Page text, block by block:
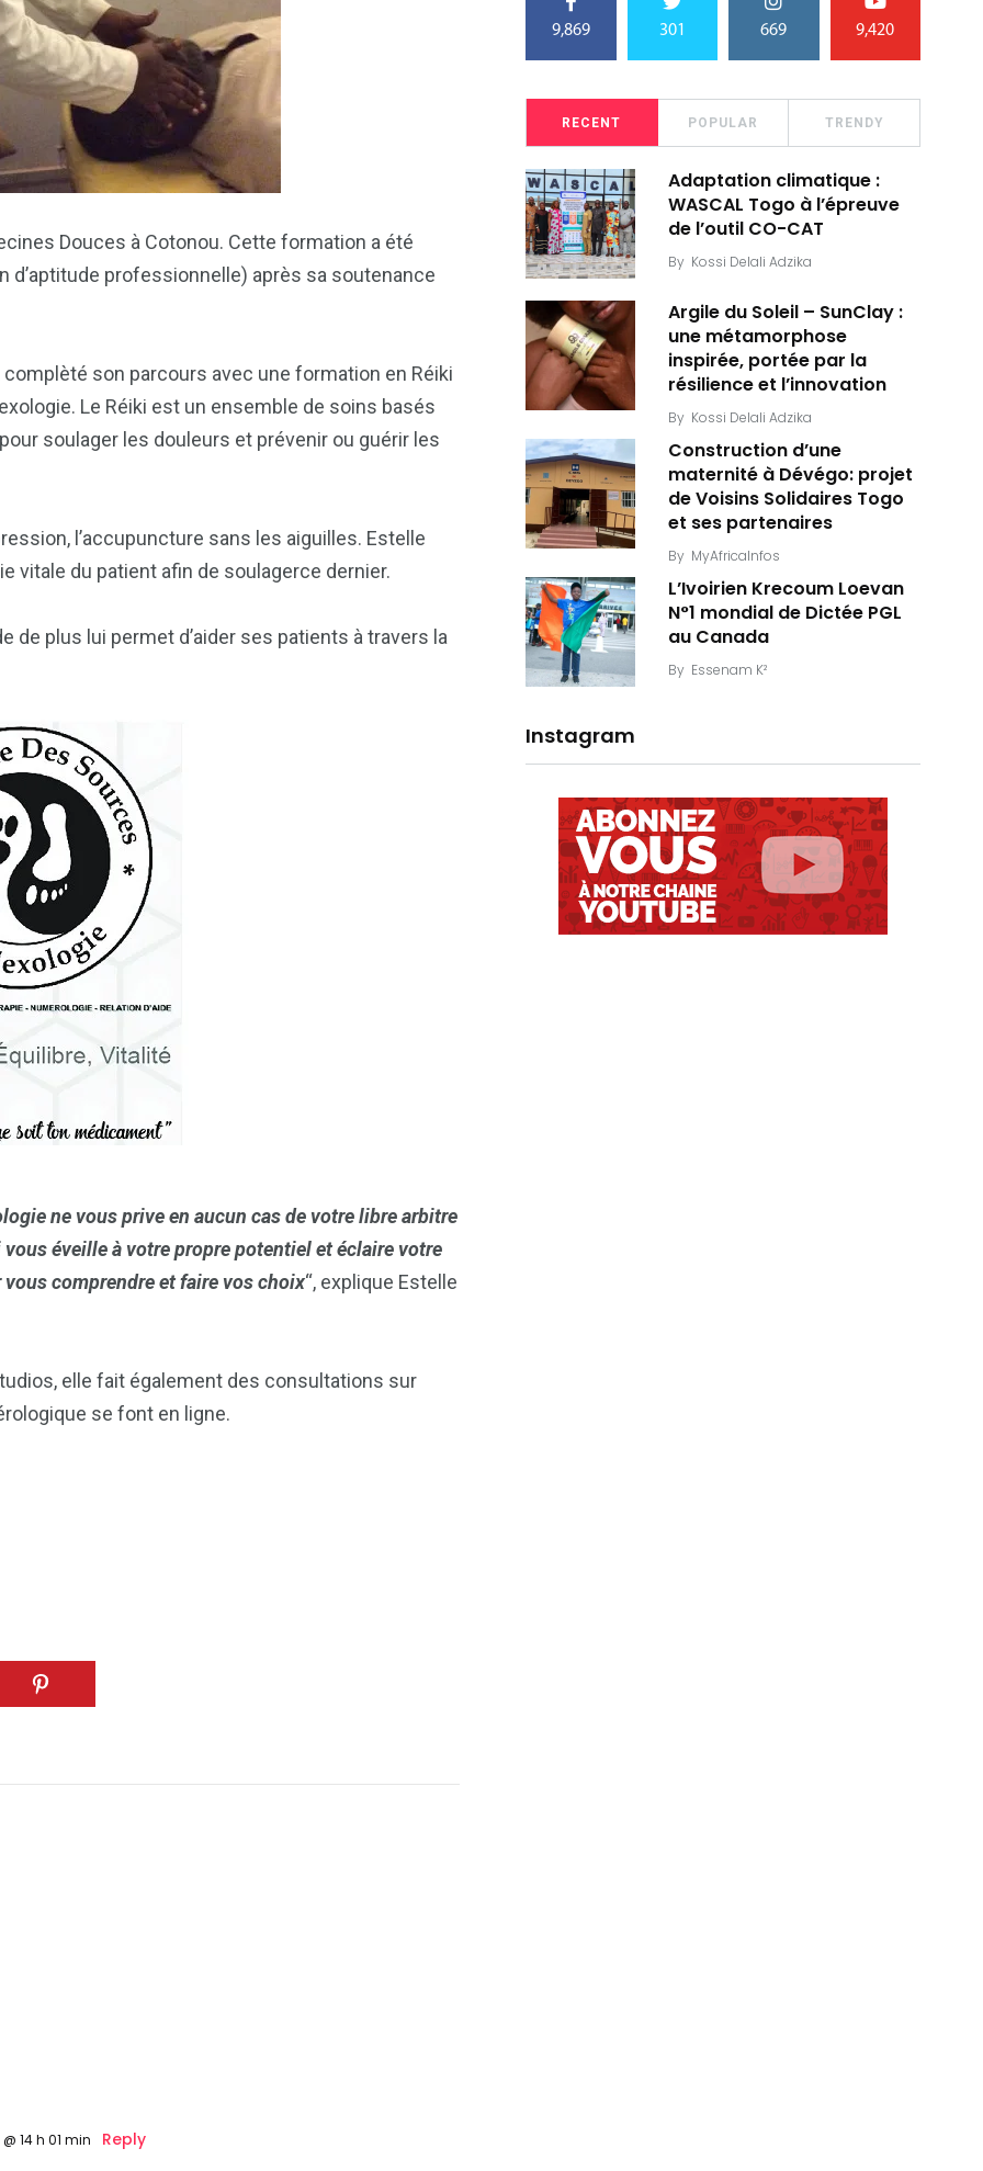
Douces à Cotonou. Cette formation a été
d’aptitude professionnelle) après sa soutenance
son parcours avec une formation en Réiki
Le Réiki est un ensemble de soins basés
soulager les douleurs et prévenir ou guérir les
l’accupuncture sans les aiguilles. Estelle
vitale du patient afin de soulagerce dernier.
plus lui permet d’aider ses patients à travers la
ne vous prive en aucun cas de votre libre arbitre
éveille à votre propre potentiel et éclaire votre
comprendre et faire vos choix“, explique Estelle
elle fait également des consultations sur
se font en ligne.
14 h 01 min Reply
9,869 301 669 9,420
RECENT POPULAR TRENDY
Adaptation climatique :
WASCAL Togo à l’épreuve
de l’outil CO-CAT
By Kossi Delali Adzika
Argile du Soleil – SunClay :
une métamorphose
inspirée, portée par la
résilience et l’innovation
By Kossi Delali Adzika
Construction d’une
maternité à Dévégo: projet
de Voisins Solidaires Togo
et ses partenaires
By MyAfricaInfos
L’Ivoirien Krecoum Loevan
N°1 mondial de Dictée PGL
au Canada
By Essenam K²
Instagram